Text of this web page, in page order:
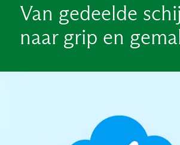
Van gedeelde
naar grip en